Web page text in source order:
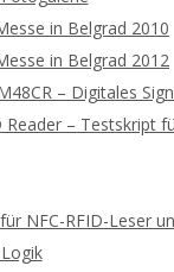
in Belgrad 2010
in Belgrad 2012
– Digitales
Reader – Testskript
NFC-RFID-Leser